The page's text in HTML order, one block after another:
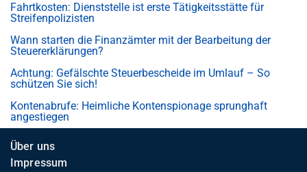
Fahrtkosten: Dienststelle ist erste Tätigkeitsstätte für
Streifenpolizisten
Wann starten die Finanzämter mit der Bearbeitung der
Steuererklärungen?
Achtung: Gefälschte Steuerbescheide im Umlauf – So
schützen Sie sich!
Kontenabrufe: Heimliche Kontenspionage sprunghaft
angestiegen
Über uns
Impressum